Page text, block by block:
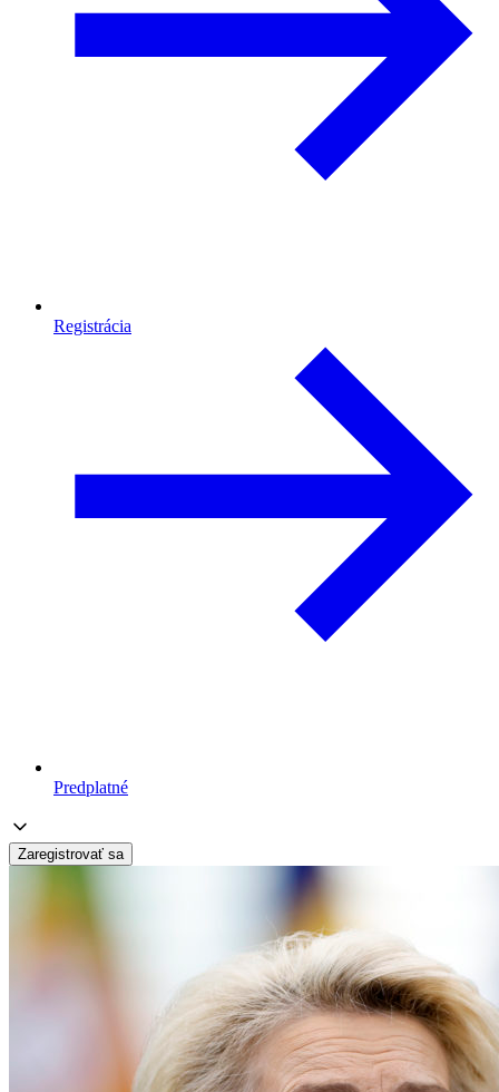
Registrácia
Predplatné
Zaregistrovať sa